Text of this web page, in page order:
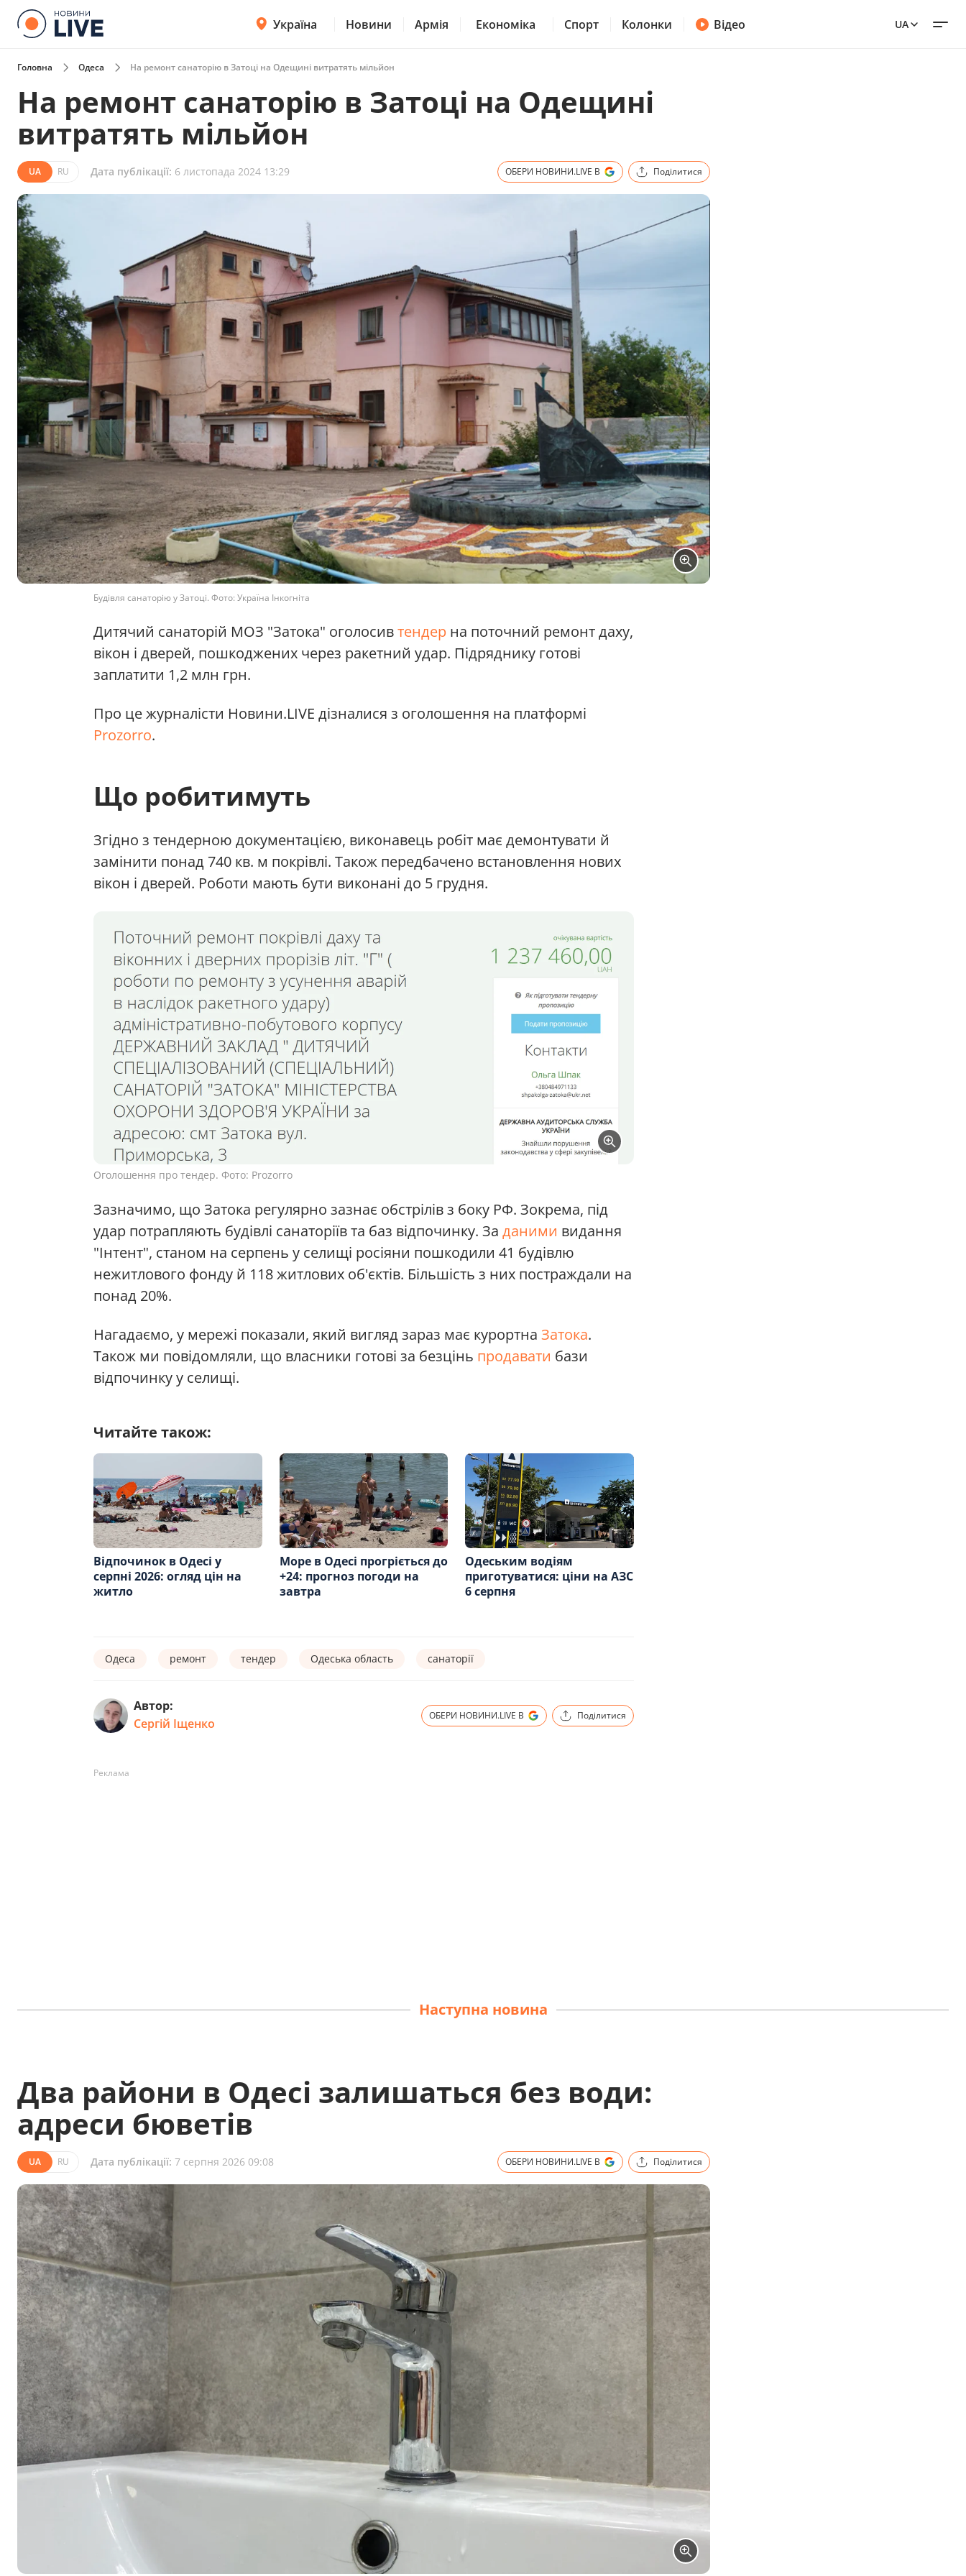
Україна Новини Армія Економіка Спорт Колонки Відео UA
Головна Одеса На ремонт санаторію в Затоці на Одещині витратять мільйон
На ремонт санаторію в Затоці на Одещині
витратять мільйон
UA RU Дата публікації: 6 листопада 2024 13:29 ОБЕРИ НОВИНИ.LIVE В Поділитися
Будівля санаторію у Затоці. Фото: Україна Інкогніта
Дитячий санаторій МОЗ "Затока" оголосивтендер на поточний ремонт даху,
вікон і дверей, пошкоджених через ракетний удар. Підряднику готові
заплатити 1,2 млн грн.
Про це журналісти Новини.LIVE дізналися з оголошення на платформі
Prozorro.
Що робитимуть
Згідно з тендерною документацією, виконавець робіт має демонтувати й
замінити понад 740 кв. м покрівлі. Також передбачено встановлення нових
вікон і дверей. Роботи мають бути виконані до 5 грудня.
Оголошення про тендер. Фото: Prozorro
Зазначимо, що Затока регулярно зазнає обстрілів з боку РФ. Зокрема, під
удар потрапляють будівлі санаторіїв та баз відпочинку. За даними видання
"Інтент", станом на серпень у селищі росіяни пошкодили 41 будівлю
нежитлового фонду й 118 житлових об'єктів. Більшість з них постраждали на
понад 20%.
Нагадаємо, у мережі показали, який вигляд зараз має курортна Затока.
Також ми повідомляли, що власники готові за безцінь продавати бази
відпочинку у селищі.
Читайте також:
Відпочинок в Одесі у
серпні 2026: огляд цін на
житло
Море в Одесі прогріється до
+24: прогноз погоди на
завтра
Одеським водіям
приготуватися: ціни на АЗС
6 серпня
Одеса ремонт тендер Одеська область санаторії
Автор:
Сергій Іщенко
ОБЕРИ НОВИНИ.LIVE В Поділитися
Реклама
Наступна новина
Два райони в Одесі залишаться без води:
адреси бюветів
UA RU Дата публікації: 7 серпня 2026 09:08 ОБЕРИ НОВИНИ.LIVE В Поділитися